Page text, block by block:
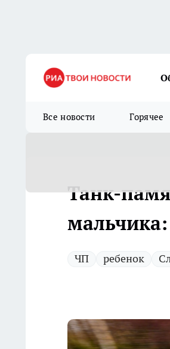
Все новости Горячее
Танк-
ЧП ребенок